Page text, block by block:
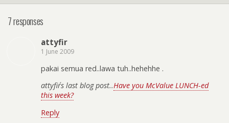
7 responses
attyfir
1 June 2009
pakai semua red..lawa tuh..hehehhe .
attyfir´s last blog post..Have you McValue LUNCH-ed
this week?
Reply